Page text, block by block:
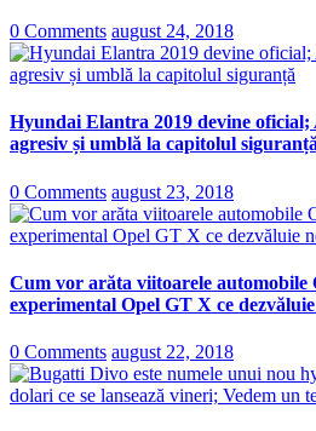
0 Comments august 24, 2018
Hyundai Elantra 2019 devine oficial;
agresiv și umblă la capitolul
0 Comments august 23, 2018
Cum vor arăta viitoarele automobile
experimental Opel GT X ce
0 Comments august 22, 2018